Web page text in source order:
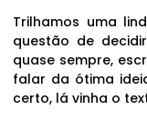
Trilhamos uma
questão de
quase sempre,
falar da ótima
certo, lá vinha o